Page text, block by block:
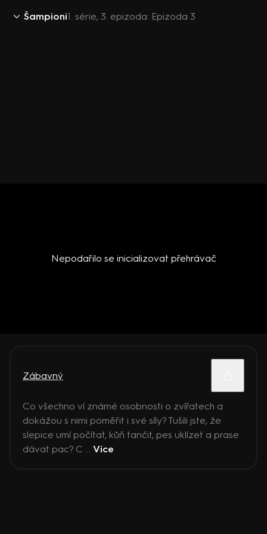
Šampioni1. série, 3. epizoda: Epizoda 3
Nepodařilo se inicializovat přehrávač
Zábavný
Co všechno ví známé osobnosti o zvířatech a
dokážou s nimi poměřit i své síly? Tušili jste, že
slepice umí počítat, kůň tančit, pes uklízet a prase
dávat pac? C ... Více